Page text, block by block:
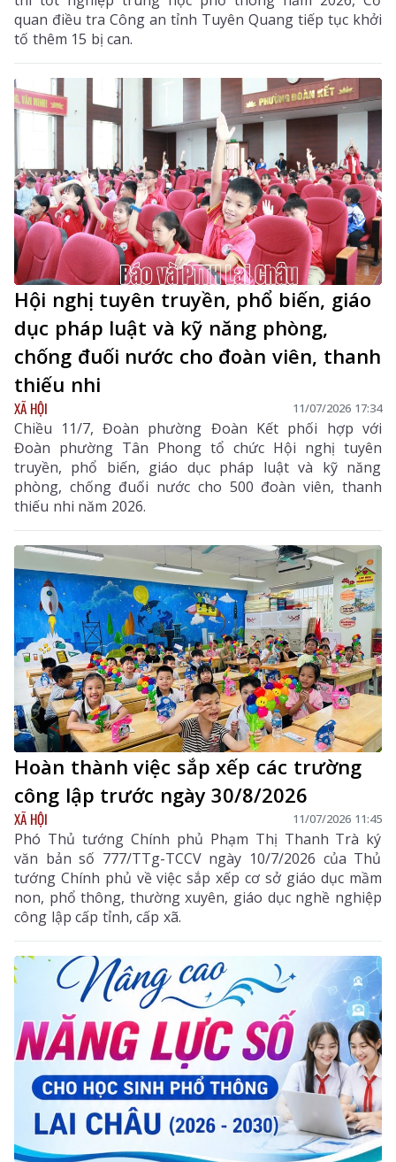
quan điều tra Công an tỉnh Tuyên Quang tiếp tục khởi
tố thêm 15 bị can.
Hội nghị tuyên truyền, phổ biến, giáo
dục pháp luật và kỹ năng phòng,
chống đuối nước cho đoàn viên, thanh
thiếu nhi
XÃ HỘI 11/07/2026 17:34
Chiều 11/7, Đoàn phường Đoàn Kết phối hợp với
Đoàn phường Tân Phong tổ chức Hội nghị tuyên
truyền, phổ biến, giáo dục pháp luật và kỹ năng
phòng, chống đuối nước cho 500 đoàn viên, thanh
thiếu nhi năm 2026.
Hoàn thành việc sắp xếp các trường
công lập trước ngày 30/8/2026
XÃ HỘI 11/07/2026 11:45
Phó Thủ tướng Chính phủ Phạm Thị Thanh Trà ký
văn bản số 777/TTg-TCCV ngày 10/7/2026 của Thủ
tướng Chính phủ về việc sắp xếp cơ sở giáo dục mầm
non, phổ thông, thường xuyên, giáo dục nghề nghiệp
công lập cấp tỉnh, cấp xã.